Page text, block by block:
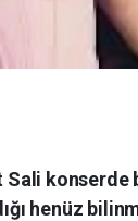
konserde
henüz